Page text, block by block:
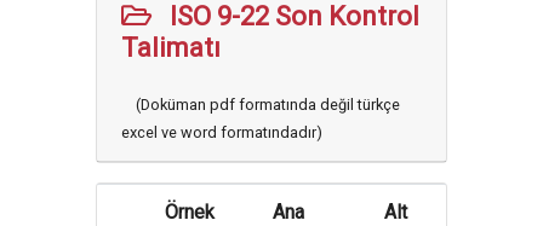
ISO 9-22 Son Kontrol
Talimatı
(Doküman pdf formatında değil türkçe
excel ve word formatındadır)
Örnek
Ana
Alt